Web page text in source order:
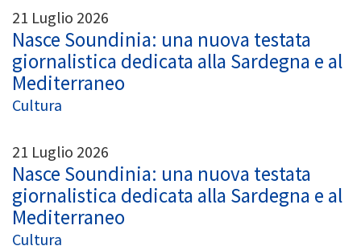
21 Luglio 2026
Nasce Soundinia: una nuova testata
giornalistica dedicata alla Sardegna e al
Mediterraneo
Cultura
21 Luglio 2026
Nasce Soundinia: una nuova testata
giornalistica dedicata alla Sardegna e al
Mediterraneo
Cultura